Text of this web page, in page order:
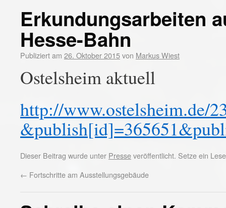
Erkundungsarbeiten
Hesse-Bahn
Publiziert am 26. Oktober 2015von Markus Wiest
Ostelsheim aktuell
http://www.ostelsheim.de/
Dieser Beitrag wurde unter Presseveröffentlicht. Setze ein
← Fortschritte am Ausstellungsgebäude